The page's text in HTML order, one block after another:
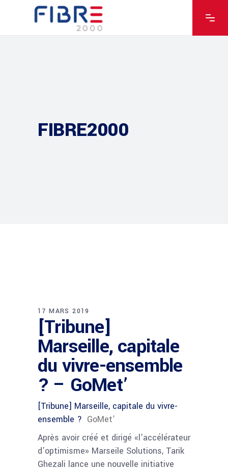
FIBRE2000
17 MARS 2019
[Tribune]
Marseille, capitale
du vivre-ensemble
? – GoMet’
[Tribune] Marseille, capitale du vivre-
ensemble ? GoMet’
Après avoir créé et dirigé «l’accélérateur
d’optimisme» Marseile Solutions, Tarik
Ghezali lance une nouvelle initiative